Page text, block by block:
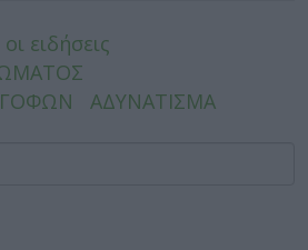
ειδήσεις
ΓΟΦΩΝ
ΑΔΥΝΑΤΙΣΜΑ